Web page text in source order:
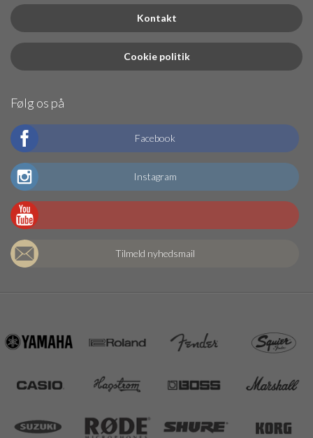
Kontakt
Cookie politik
Følg os på
Facebook
Instagram
Tilmeld nyhedsmail